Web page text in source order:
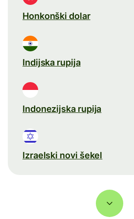
Honkonški dolar
Indijska rupija
Indonezijska rupija
Izraelski novi šekel